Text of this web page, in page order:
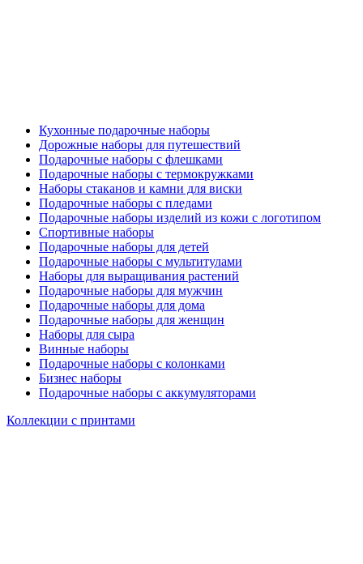
Кухонные подарочные наборы
Дорожные наборы для путешествий
Подарочные наборы с флешками
Подарочные наборы с термокружками
Наборы стаканов и камни для виски
Подарочные наборы с пледами
Подарочные наборы изделий из кожи с логотипом
Спортивные наборы
Подарочные наборы для детей
Подарочные наборы с мультитулами
Наборы для выращивания растений
Подарочные наборы для мужчин
Подарочные наборы для дома
Подарочные наборы для женщин
Наборы для сыра
Винные наборы
Подарочные наборы с колонками
Бизнес наборы
Подарочные наборы с аккумуляторами
Коллекции с принтами